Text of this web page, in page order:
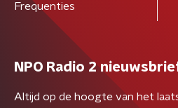
Frequenties
NPO Radio 2
Altijd op de hoogte van het